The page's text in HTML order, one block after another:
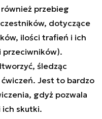
przebieg
dotyczące
ilości trafień i ich
przeciwników).
śledząc
Jest to bardzo
gdyż pozwala
ich skutki.